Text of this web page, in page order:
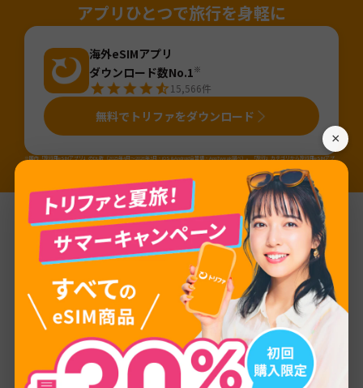
アプリひとつで旅行を身軽に
海外eSIMアプリ
ダウンロード数No.1※
15,566件
無料でトリファをダウンロード
※国内「旅行用eSIMアプリ」のDL数（2025年4月～2026年3月・iOS&Android合算値・AppTweak調べ）。「旅行」カテゴリから旅行用eSIMアプ
基本情報
ネットワーク Orange Moldova, Orange
プロバイダー LTE
通信量 1GB/3GB/5GB/10GB /20GB/ 30GB /80GB/
無制限
×